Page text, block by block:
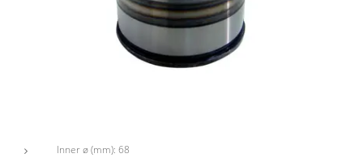
Inner ø (mm): 68